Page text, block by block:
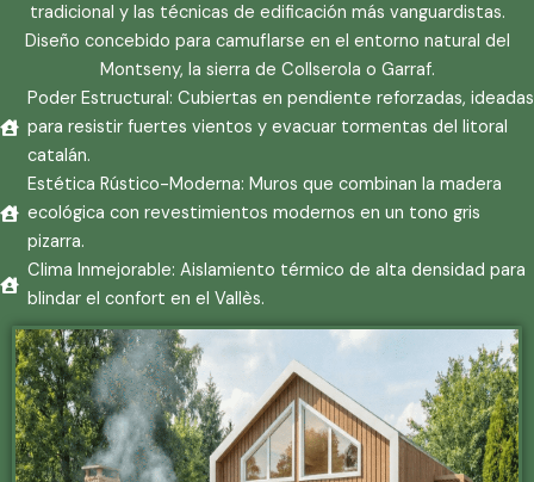
tradicional y las técnicas de edificación más vanguardistas.
Diseño concebido para camuflarse en el entorno natural del
Montseny, la sierra de Collserola o Garraf.
Poder Estructural: Cubiertas en pendiente reforzadas, ideadas
para resistir fuertes vientos y evacuar tormentas del litoral
catalán.
Estética Rústico-Moderna: Muros que combinan la madera
ecológica con revestimientos modernos en un tono gris
pizarra.
Clima Inmejorable: Aislamiento térmico de alta densidad para
blindar el confort en el Vallès.